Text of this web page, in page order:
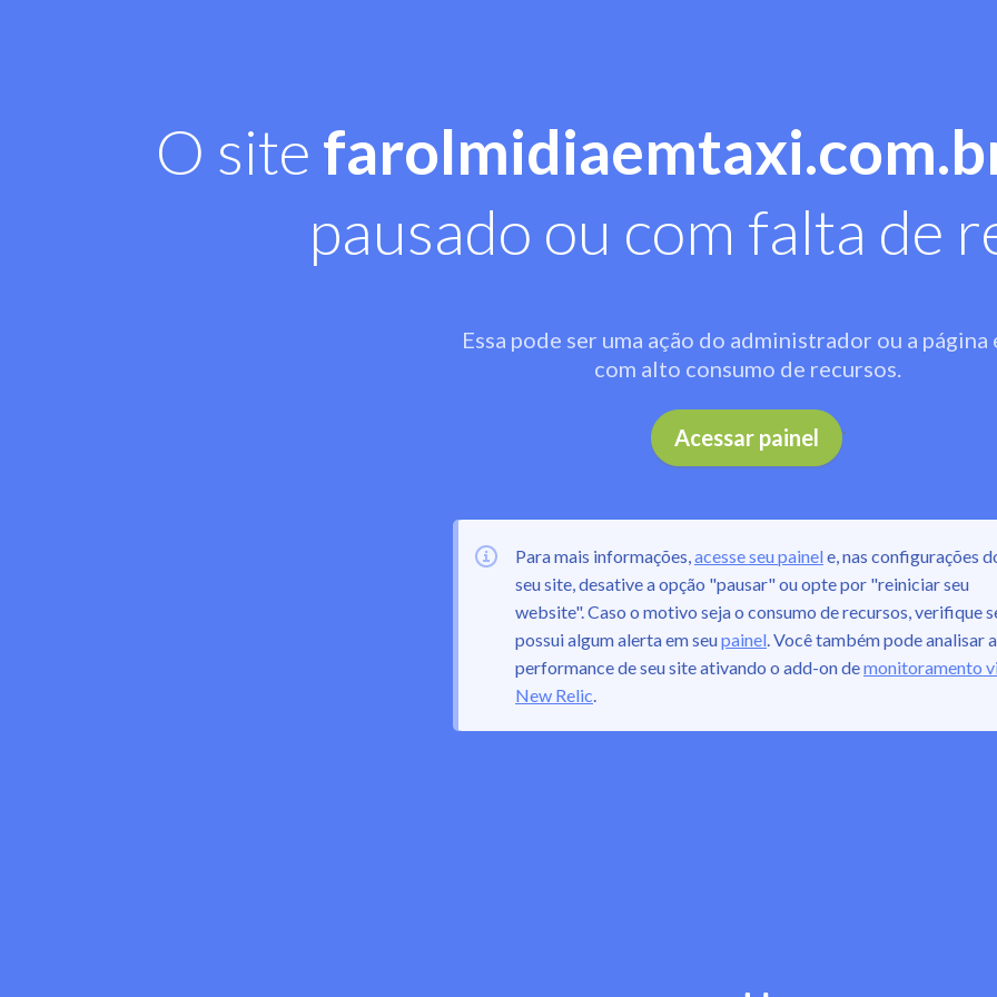
O site
pausado ou com falta de
Essa pode ser uma ação do administrador ou a página
com alto consumo de recursos.
Acessar painel .
Para mais informações,acesse seu painel e, nas configurações
seu site, desative a opção "pausar" ou opte por "reiniciar seu
website". Caso o motivo seja o consumo de recursos, verifique
possui algum alerta em seupainel. Você também pode analisar a
performance de seu site ativando o add-on demonitoramento
New Relic.